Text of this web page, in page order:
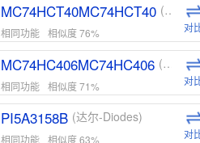
MC74HCT40MC74HCT40 (安森美-ON)
相同功能 相似度 76% 对
MC74HC406MC74HC406 (安森美-ON)
相同功能 相似度 71% 对
PI5A3158B (达尔-Diodes)
相同功能 相似度 63% 对